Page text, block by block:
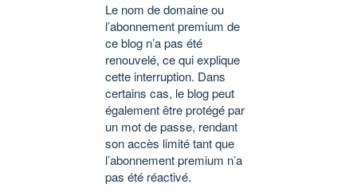
Le nom de domaine ou
l’abonnement premium de
ce blog n’a pas été
renouvelé, ce qui explique
cette interruption. Dans
certains cas, le blog peut
également être protégé par
un mot de passe, rendant
son accès limité tant que
l’abonnement premium n’a
pas été réactivé.